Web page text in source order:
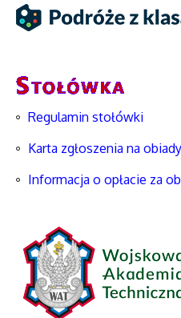
Regulamin stołówki
Karta zgłoszenia na obiady
Informacja o opłacie za